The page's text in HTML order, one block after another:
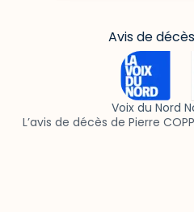
Avis de
Voix du Nord
L’avis de décès de Pierre